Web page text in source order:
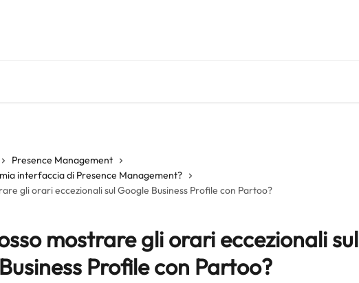
Presence Management
interfaccia di Presence Management?
gli orari eccezionali sul Google Business Profile con Partoo?
mostrare gli orari eccezionali sul
Profile con Partoo?